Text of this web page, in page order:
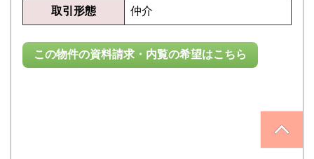
取引形態 仲介
この物件の資料請求・内覧の希望はこちら